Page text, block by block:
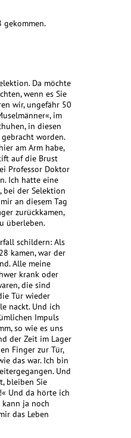
gekommen.
Da möchte
wenn es Sie
wir, ungefähr 50
im
in diesen
worden.
am Arm habe,
auf die Brust
Professor Doktor
Ich hatte eine
bei der Selektion
an diesem Tag
zurückkamen,
überleben.
schildern: Als
kamen, war der
Alle meine
krank oder
die sind
Tür wieder
nackt. Und ich
Impuls
so wie es uns
der Zeit im Lager
Finger zur Tür,
das war. Ich bin
Und
bleiben Sie
Und da hörte ich
ja noch
das Leben